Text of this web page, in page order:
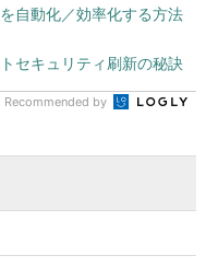
自動化／効率化する方法
セキュリティ刷新の秘訣
Recommended by